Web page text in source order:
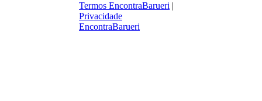
Termos EncontraBarueri |
Privacidade
EncontraBarueri